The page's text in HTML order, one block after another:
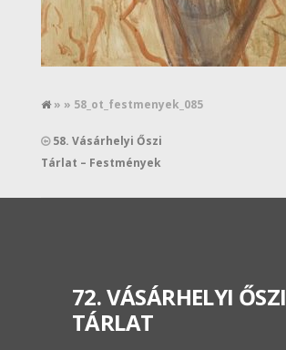
» » 58_ot_festmenyek_085
58. Vásárhelyi Őszi
Tárlat – Festmények
72. VÁSÁRHELYI ŐSZI
TÁRLAT